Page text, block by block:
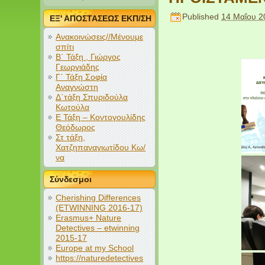
ΕΞ' ΑΠΟΣΤΑΣΕΩΣ ΕΚΠ/ΣΗ
Ανακοινώσεις//Μένουμε
σπίτι
Β΄ Τάξη , Γιώργος
Γεωργιάδης
Γ΄ Τάξη Σοφία
Αναγνώστη
Δ΄τάξη Σπυριδούλα
Κωτούλα
Ε Τάξη – Κοντογουλίδης
Θεόδωρος
Στ τάξη,
Χατζηπαναγιωτίδου Κω/
να
Σύνδεσμοι
Cherishing Differences
(ETWINNING 2016-17)
Erasmus+ Nature
Detectives – etwinning
2015-17
Europe at my School
https://naturedetectives
Published 14 Μαΐου